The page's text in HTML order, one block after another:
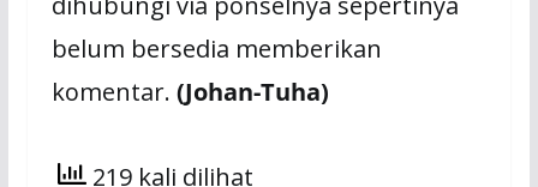
belum bersedia memberikan
komentar. (Johan-Tuha)
219 kali dilihat